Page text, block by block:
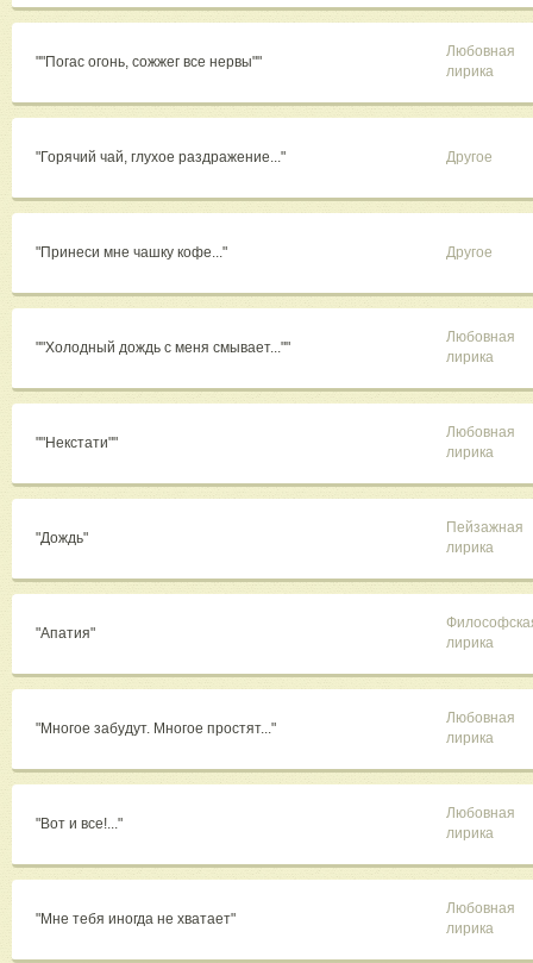
""Погас огонь, сожжег все нервы""
Любовная
лирика
"Горячий чай, глухое раздражение..." Другое
"Принеси мне чашку кофе..." Другое
""Холодный дождь с меня смывает...""
Любовная
лирика
""Некстати""
Любовная
лирика
"Дождь"
Пейзажная
лирика
"Апатия"
лирика
"Многое забудут. Многое простят..."
Любовная
лирика
"Вот и все!..."
Любовная
лирика
"Мне тебя иногда не хватает"
Любовная
лирика